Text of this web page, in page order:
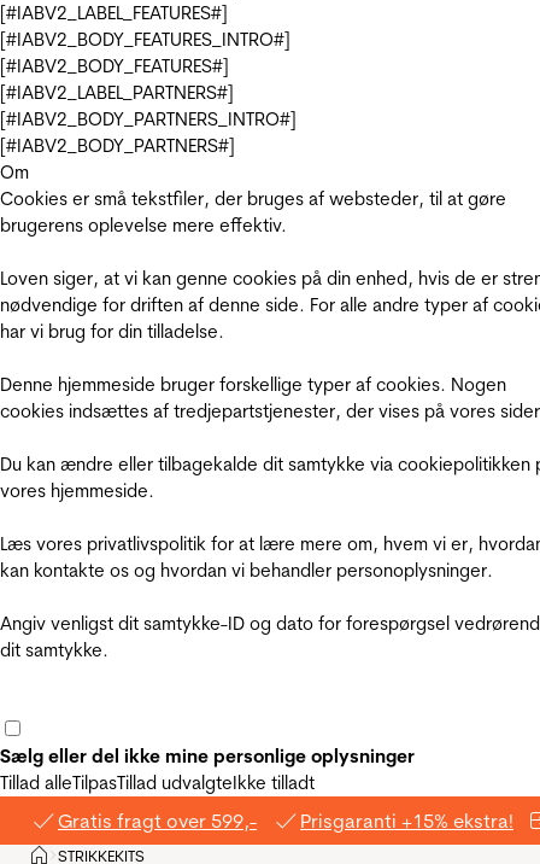
[#IABV2_LABEL_FEATURES#]
[#IABV2_BODY_FEATURES_INTRO#]
[#IABV2_BODY_FEATURES#]
[#IABV2_LABEL_PARTNERS#]
[#IABV2_BODY_PARTNERS_INTRO#]
[#IABV2_BODY_PARTNERS#]
Om
Cookies er små tekstfiler, der bruges af websteder, til at gøre
brugerens oplevelse mere effektiv.
Loven siger, at vi kan genne cookies på din enhed, hvis de er
nødvendige for driften af denne side. For alle andre typer af
har vi brug for din tilladelse.
Denne hjemmeside bruger forskellige typer af cookies. Nogen
cookies indsættes af tredjepartstjenester, der vises på vores
Du kan ændre eller tilbagekalde dit samtykke via cookiepolitikken
vores hjemmeside.
Læs vores privatlivspolitik for at lære mere om, hvem vi er,
kan kontakte os og hvordan vi behandler personoplysninger.
Angiv venligst dit samtykke-ID og dato for forespørgsel
dit samtykke.
Sælg eller del ikke mine personlige oplysninger
Tillad alleTilpasTillad udvalgteIkke tilladt
Gratis fragt over 599,- Prisgaranti +15% ekstra!
Hjem
>STRIKKEKITS